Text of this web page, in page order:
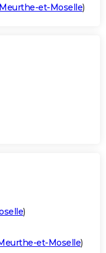
et-Moselle)
)
et-Moselle)